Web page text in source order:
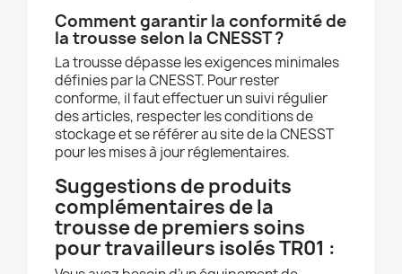
Comment garantir la conformité de
la trousse selon la CNESST ?
La trousse dépasse les exigences minimales
définies par la CNESST. Pour rester
conforme, il faut effectuer un suivi régulier
des articles, respecter les conditions de
stockage et se référer au site de la CNESST
pour les mises à jour réglementaires.
Suggestions de produits
complémentaires de la
trousse de premiers soins
pour travailleurs isolés TR01 :